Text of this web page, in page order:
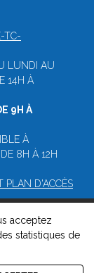
TC-
LUNDI AU
14H À
9H À
À
DE 8H À 12H
PLAN D'ACCÈS
Toulon -Mentions
Politique de
acceptez
statistiques de